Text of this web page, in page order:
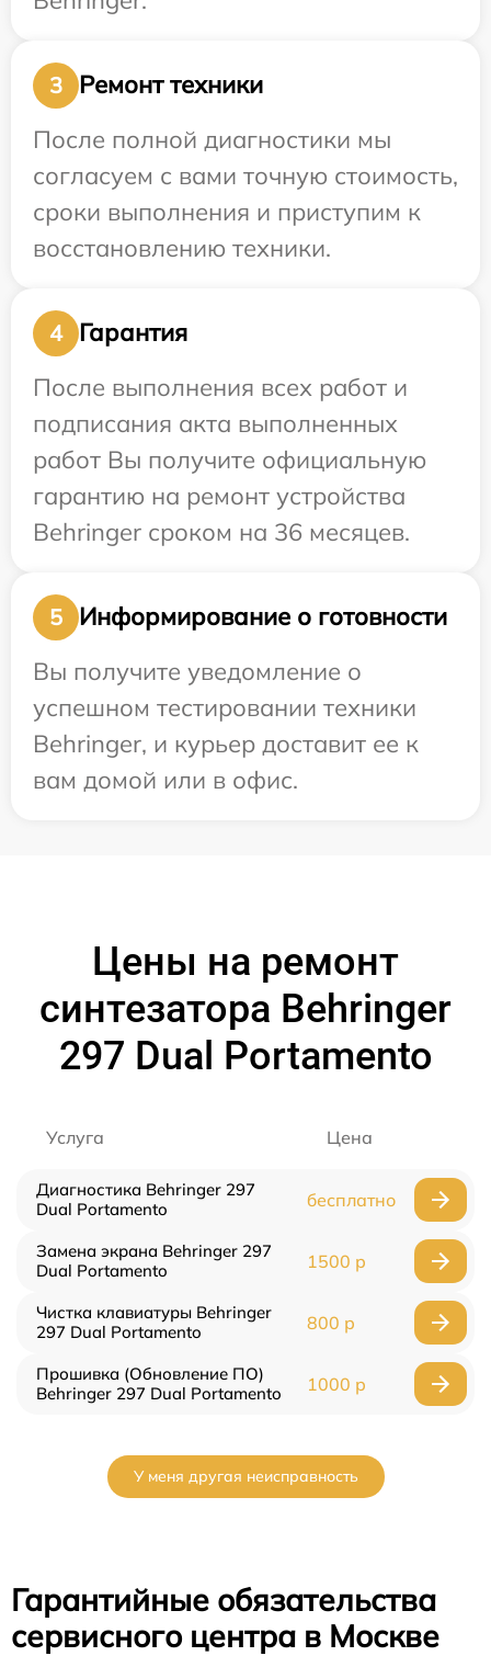
3
Ремонт техники
После полной диагностики мы
согласуем с вами точную стоимость,
сроки выполнения и приступим к
восстановлению техники.
4
Гарантия
После выполнения всех работ и
подписания акта выполненных
работ Вы получите официальную
гарантию на ремонт устройства
Behringer сроком на 36 месяцев.
5
Информирование о готовности
Вы получите уведомление о
успешном тестировании техники
Behringer, и курьер доставит ее к
вам домой или в офис.
Цены на ремонт
синтезатора Behringer
297 Dual Portamento
Услуга Цена
Диагностика Behringer 297
Dual Portamento
бесплатно
Замена экрана Behringer 297
Dual Portamento
1500 р
Чистка клавиатуры Behringer
297 Dual Portamento
800 р
Прошивка (Обновление ПО)
Behringer 297 Dual Portamento
1000 р
У меня другая неисправность
Гарантийные обязательства
сервисного центра в Москве